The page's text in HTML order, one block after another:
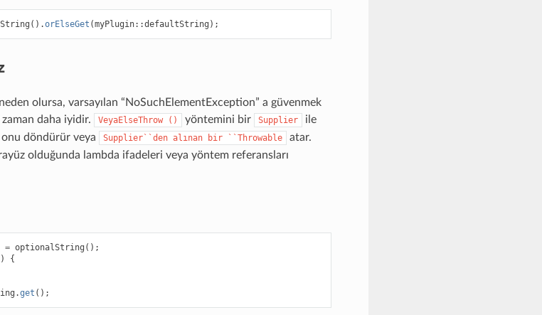
().orElseGet (myPlugin::defaultString );
olursa, varsayılan “NoSuchElementException” a güvenmek
daha iyidir.
VeyaElseThrow () yöntemini bir Supplier
ile
onu döndürür veya
Supplier``den alınan bir ``Throwable
atar.
olduğunda lambda ifadeleri veya yöntem referansları
= optionalString ();
{
.get ();